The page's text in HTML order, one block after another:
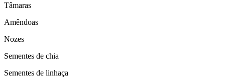
Tâmaras
Amêndoas
Nozes
Sementes de chia
Sementes de linhaça